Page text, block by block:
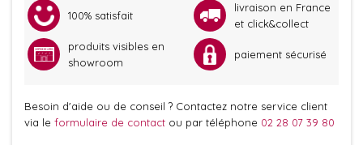
100% satisfait
livraison en France
et click&collect
produits visibles en
showroom
paiement sécurisé
Besoin d'aide ou de conseil ? Contactez notre service client
via le formulaire de contact ou par téléphone 02 28 07 39 80